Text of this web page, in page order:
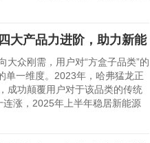
大产品力进阶，助力新能
众刚需，用户对“方盒子品类”的
单一维度。2023年，哈弗猛龙正
成功颠覆用户对于该品类的传统
涨，2025年上半年稳居新能源